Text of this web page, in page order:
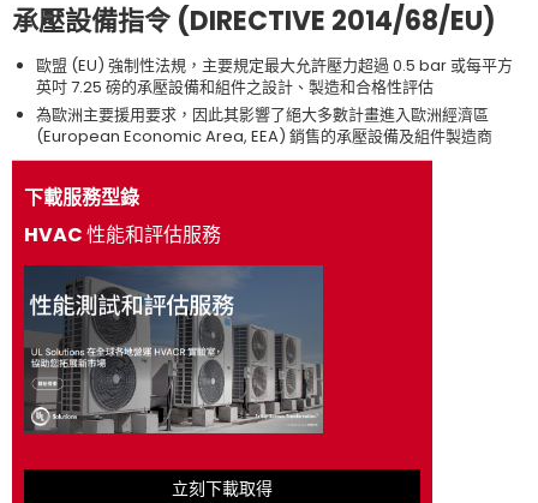
承壓設備指令 (DIRECTIVE 2014/68/EU)
歐盟 (EU) 強制性法規，主要規定最大允許壓力超過 0.5 bar 或每平方
英吋 7.25 磅的承壓設備和組件之設計、製造和合格性評估
為歐洲主要援用要求，因此其影響了絕大多數計畫進入歐洲經濟區
(European Economic Area, EEA) 銷售的承壓設備及組件製造商
下載服務型錄
HVAC 性能和評估服務
立刻下載取得